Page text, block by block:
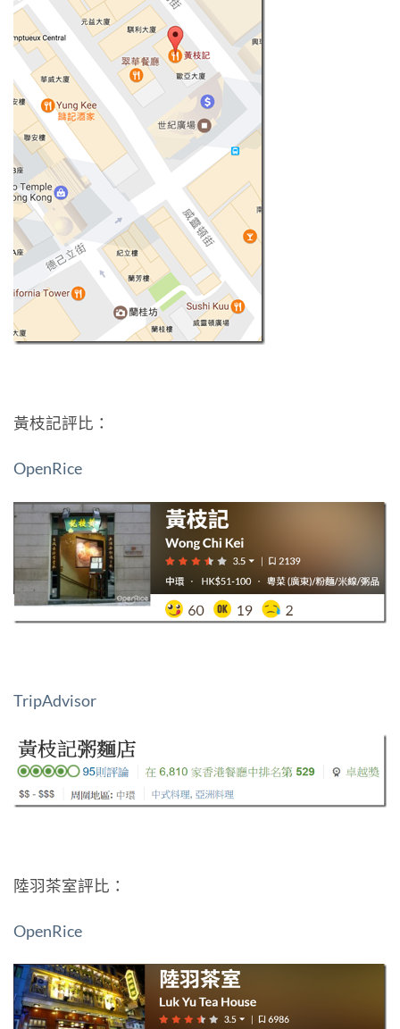
黃枝記評比：
OpenRice
TripAdvisor
陸羽茶室評比：
OpenRice